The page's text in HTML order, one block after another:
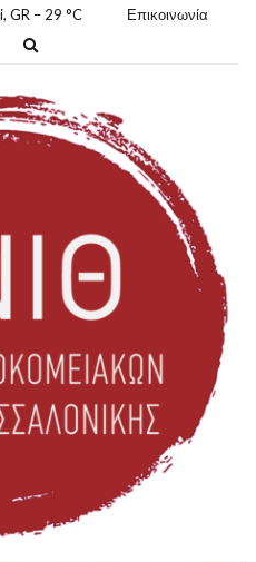
GR – 29 C
Επικοινωνία
E
a
n
d
h